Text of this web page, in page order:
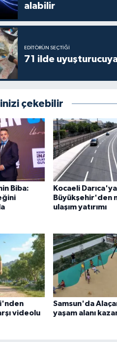
alabilir
EDITÖRÜN SEÇTIĞI
71 ilde
çekebilir
Biba:
Kocaeli Darıca'ya
Büyükşehir'den
ulaşım yatırımı
videolu
Samsun'da
yaşam alanı